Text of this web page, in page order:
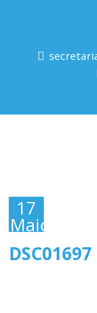
17
Maio,
2019
DSC01697